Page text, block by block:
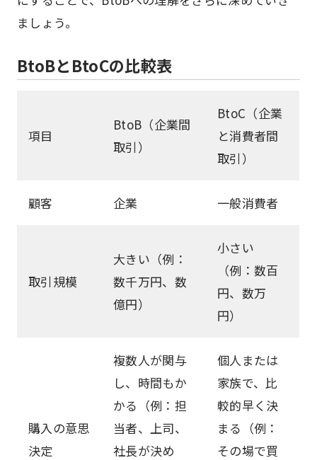
ましょう。
BtoBとBtoCの比較表
項目
BtoB（企業間
取引）
BtoC（企業
と消費者間
取引）
顧客 企業 一般消費者
取引規模
大きい（例：
数千万円、数
億円）
小さい
（例：数百
円、数万
円）
購入の意思
決定
複数人が関与
し、時間もか
かる（例：担
当者、上司、
社長が決め
個人または
家族で、比
較的早く決
まる（例：
その場で買